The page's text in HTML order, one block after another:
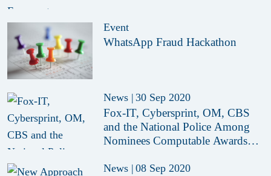
Event
WhatsApp Fraud Hackathon
News | 30 Sep 2020
Fox-IT, Cybersprint, OM, CBS
and the National Police Among
Nominees Computable Awards
News | 08 Sep 2020